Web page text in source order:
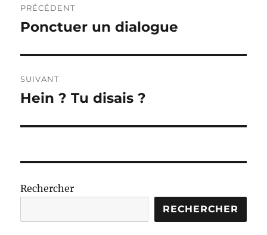
de
PRÉCÉDENT
Publication
Ponctuer un dialogue
SUIVANT
Publication
Hein ? Tu disais ?
Rechercher
RECHERCHER